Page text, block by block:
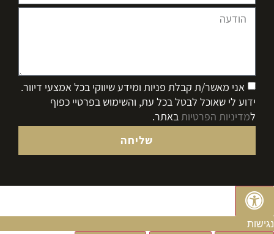
אני מאשר/ת קבלת פניות ומידע שיווקי בכל אמצעי דיוור.
ידוע לי שאוכל לבטל בכל עת, והשימוש בפרטיי כפוף
למדיניות הפרטיותבאתר.
שליחה
נגישות